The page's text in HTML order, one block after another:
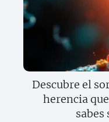
Descubre el
herencia
sabes